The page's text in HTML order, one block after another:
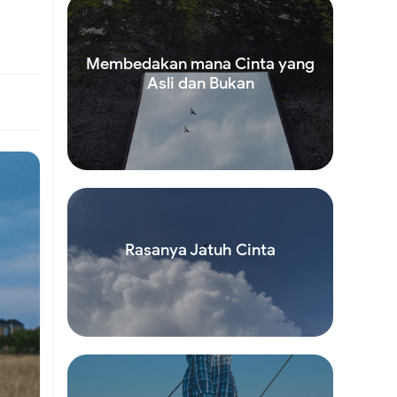
Membedakan mana Cinta yang
Asli dan Bukan
Rasanya Jatuh Cinta